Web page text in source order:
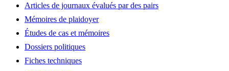
Articles de journaux évalués par des pairs
Mémoires de plaidoyer
Études de cas et mémoires
Dossiers politiques
Fiches techniques